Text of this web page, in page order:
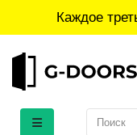
Каждое